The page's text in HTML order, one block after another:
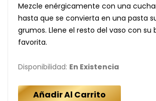
Mezcle enérgicamente con una
hasta que se convierta en una pasta
grumos. Llene el resto del vaso con su
favorita.
Disponibilidad: En Existencia
Añadir Al Carrito